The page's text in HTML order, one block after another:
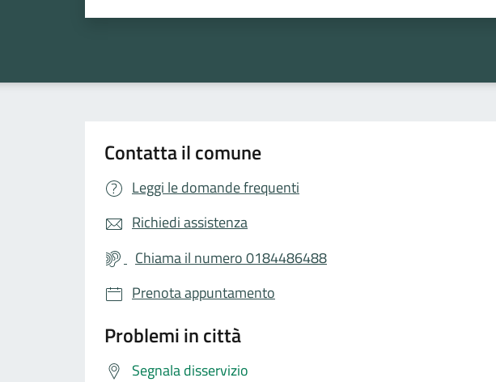
Contatta il comune
Leggi le domande frequenti
Richiedi assistenza
Chiama il numero 0184486488
Prenota appuntamento
Problemi in città
Segnala disservizio